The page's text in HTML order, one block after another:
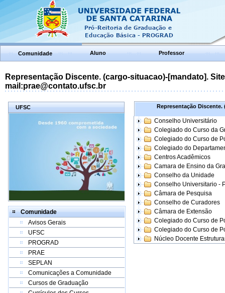
Comunidade Aluno Professor
Representação Discente. (cargo-situacao)-[mandato].
mail:prae@contato.ufsc.br
UFSC
Comunidade
Avisos Gerais
UFSC
PROGRAD
PRAE
SEPLAN
Comunicações a Comunidade
Cursos de Graduação
Representação Discente.
Conselho Universitário
Colegiado do Curso da
Colegiado do Curso de
Colegiado do
Centros Acadêmicos
Camara de Ensino da
Conselho da Unidade
Conselho Universitario -
Câmara de Pesquisa
Conselho de Curadores
Câmara de Extensão
Colegiado do Curso de
Colegiado do Curso de
Núcleo Docente